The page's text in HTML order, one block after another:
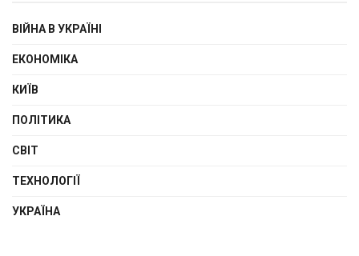
ВІЙНА В УКРАЇНІ
ЕКОНОМІКА
КИЇВ
ПОЛІТИКА
СВІТ
ТЕХНОЛОГІЇ
УКРАЇНА